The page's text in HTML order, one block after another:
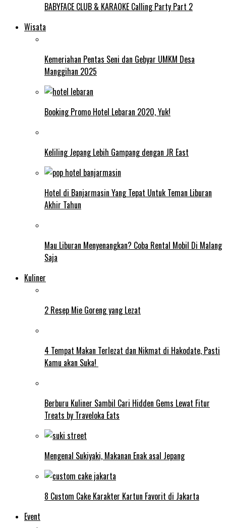
BABYFACE CLUB & KARAOKE Calling Party Part 2
Wisata
Kemeriahan Pentas Seni dan Gebyar UMKM Desa
Manggihan 2025
Booking Promo Hotel Lebaran 2020, Yuk!
Keliling Jepang Lebih Gampang dengan JR East
Hotel di Banjarmasin Yang Tepat Untuk Teman Liburan
Akhir Tahun
Mau Liburan Menyenangkan? Coba Rental Mobil Di Malang
Saja
Kuliner
2 Resep Mie Goreng yang Lezat
4 Tempat Makan Terlezat dan Nikmat di Hakodate, Pasti
Kamu akan Suka!
Berburu Kuliner Sambil Cari Hidden Gems Lewat Fitur
Treats by Traveloka Eats
Mengenal Sukiyaki, Makanan Enak asal Jepang
8 Custom Cake Karakter Kartun Favorit di Jakarta
Event